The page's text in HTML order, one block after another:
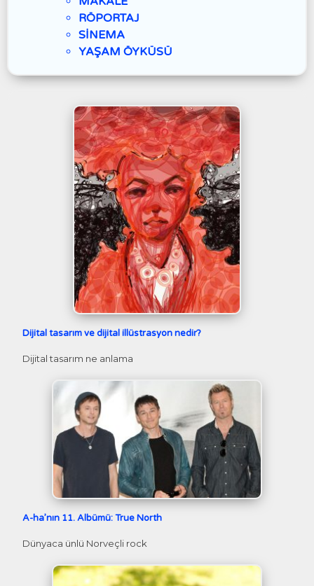
RÖPORTAJ
SİNEMA
YAŞAM ÖYKÜSÜ
Dijital tasarım ve dijital illüstrasyon nedir?
Dijital tasarım ne anlama
A-ha’nın 11. Albümü: True North
Dünyaca ünlü Norveçli rock